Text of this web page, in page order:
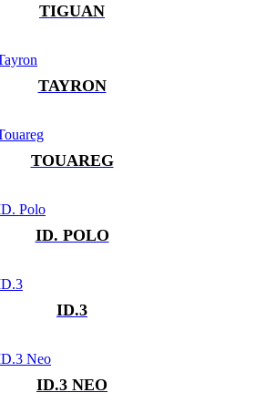
TIGUAN
TAYRON
TOUAREG
ID. POLO
ID.3
ID.3 NEO